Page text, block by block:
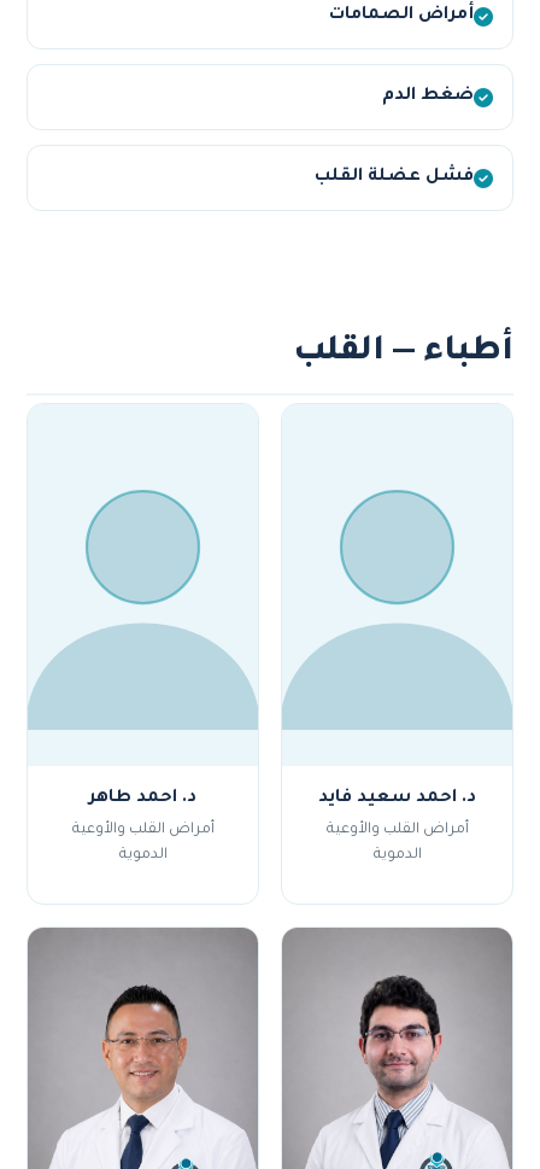
أمراض الصمامات
ضغط الدم
فشل عضلة القلب
أطباء — القلب
د. احمد سعيد فايد
أمراض القلب والأوعية
الدموية
د. احمد طاهر
أمراض القلب والأوعية
الدموية